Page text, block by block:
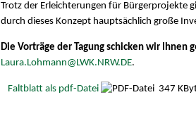
Trotz der Erleichterungen für Bürgerprojekte
durch dieses Konzept hauptsächlich große
Die Vorträge der Tagung schicken wir Ihnen
Laura.Lohmann@LWK.NRW.DE.
Faltblatt als pdf-Datei 347